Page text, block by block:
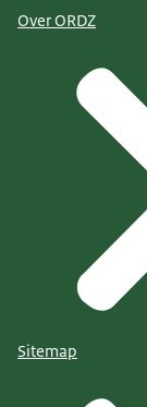
Over ORDZ
Sitemap